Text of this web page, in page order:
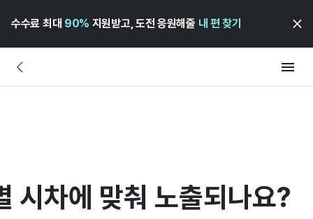
수수료 최대 90% 지원받고, 도전 응원해줄 내 편 찾기
시차에 맞춰 노출되나요?